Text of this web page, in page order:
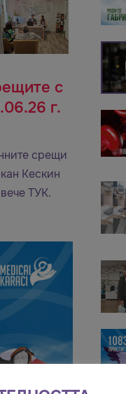
с
г.
срещи
Кескин
ТУК.